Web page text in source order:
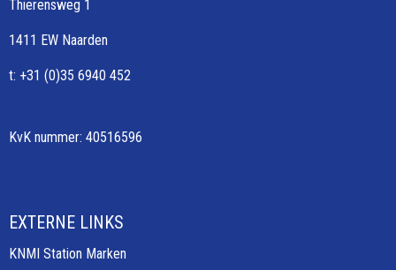
Thierensweg 1
1411 EW Naarden
t: +31 (0)35 6940 452
KvK nummer: 40516596
EXTERNE LINKS
KNMI Station Marken